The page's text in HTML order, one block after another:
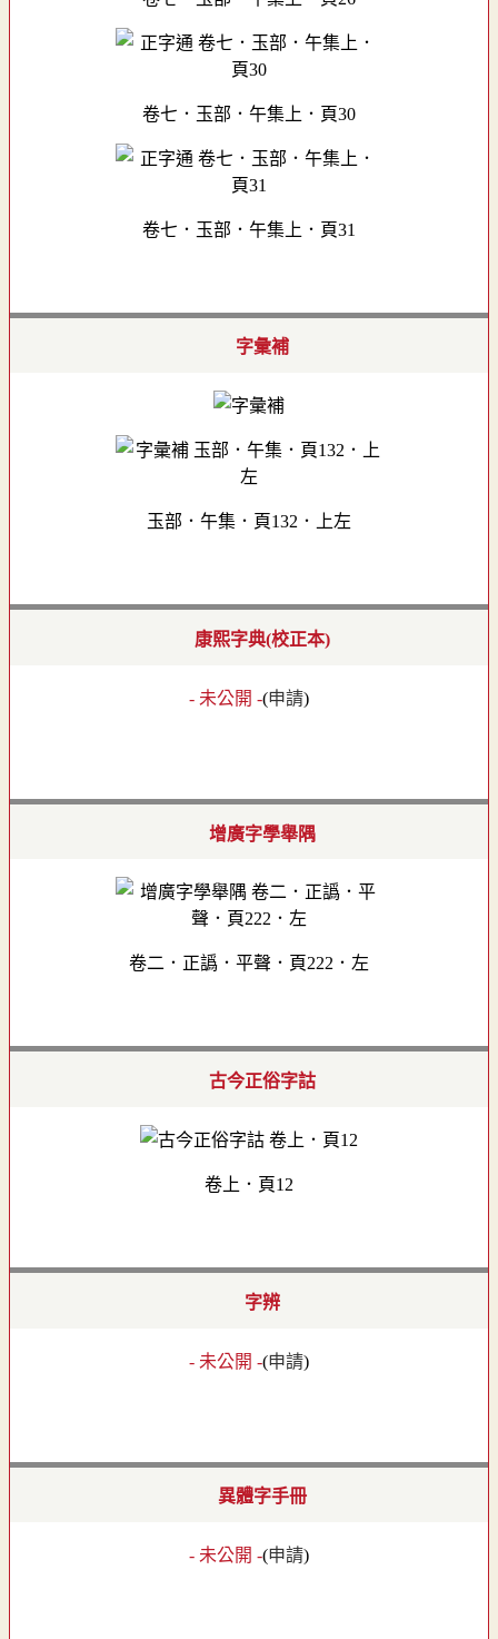
卷七．玉部．午集上．頁30
卷七．玉部．午集上．頁31
字彙補
玉部．午集．頁132．上左
康熙字典(校正本)
- 未公開 -(申請)
增廣字學舉隅
卷二．正譌．平聲．頁222．左
古今正俗字詁
卷上．頁12
字辨
- 未公開 -(申請)
異體字手冊
- 未公開 -(申請)